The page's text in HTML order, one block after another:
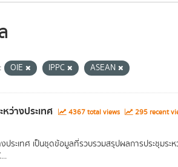
OIE IPPC ASEAN
ว่างประเทศ 4367 total views 295 recent
ประเทศ เป็นชุดข้อมูลที่รวบรวมสรุปผลการประชุมร